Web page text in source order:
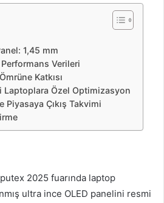
1,45 mm
Verileri
Katkısı
Laptoplara Özel Optimizasyon
Piyasaya Çıkış Takvimi
2025 fuarında laptop
ultra ince OLED panelini resmi